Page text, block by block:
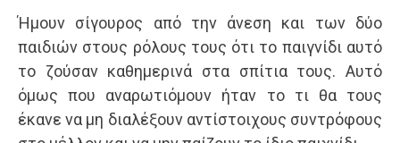
Ήμουν σίγουρος από την άνεση και των δύο
παιδιών στους ρόλους τους ότι το παιγνίδι αυτό
το ζούσαν καθημερινά στα σπίτια τους. Αυτό
όμως που αναρωτιόμουν ήταν το τι θα τους
έκανε να μη διαλέξουν αντίστοιχους συντρόφους